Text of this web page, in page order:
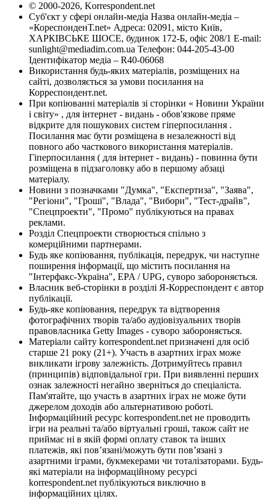
© 2000-2026, Korrespondent.net
Суб'єкт у сфері онлайн-медіа Назва онлайн-медіа –
«КореспонденТ.net» Адреса: 02091, місто Київ,
ХАРКІВСЬКЕ ШОСЕ, будинок 172-Б, офіс 208/1 E-mail:
sunlight@mediadim.com.ua Телефон: 044-205-43-00
Ідентифікатор медіа – R40-06068
Використання будь-яких матеріалів, розміщених на
сайті, дозволяється за умови посилання на
Корреспондент.net.
При копіюванні матеріалів зі сторінки « Новини України
і світу» , для інтернет - видань - обов'язкове пряме
відкрите для пошукових систем гіперпосилання .
Посилання має бути розміщена в незалежності від
повного або часткового використання матеріалів.
Гіперпосилання ( для інтернет - видань) - повинна бути
розміщена в підзаголовку або в першому абзаці
матеріалу.
Новини з позначками "Думка", "Експертиза", "Заява",
"Регіони", "Гроші", "Влада", "Вибори", "Тест-драйв",
"Спецпроекти", "Промо" публікуються на правах
реклами.
Розділ Спецпроекти створюється спільно з
комерційними партнерами.
Будь яке копіювання, публікація, передрук, чи наступне
поширення інформації, що містить посилання на
"Інтерфакс-Україна", EPA / UPG, суворо забороняється.
Власник веб-сторінки в розділі Я-Корреспондент є автор
публікації.
Будь-яке копіювання, передрук та відтворення
фотографічних творів та/або аудіовізуальних творів
правовласника Getty Images - суворо забороняється.
Матеріали сайту korrespondent.net призначені для осіб
старше 21 року (21+). Участь в азартних іграх може
викликати ігрову залежність. Дотримуйтесь правил
(принципів) відповідальної гри. При виявленні перших
ознак залежності негайно зверніться до спеціаліста.
Пам'ятайте, що участь в азартних іграх не може бути
джерелом доходів або альтернативою роботі.
Інформаційний ресурс korrespondent.net не проводить
ігри на реальні та/або віртуальні гроші, також сайт не
приймає ні в якій формі оплату ставок та інших
платежів, які пов’язані/можуть бути пов’язані з
азартними іграми, букмекерами чи тоталізаторами. Будь-
які матеріали на інформаційному ресурсі
korrespondent.net публікуються виключно в
інформаційних цілях.